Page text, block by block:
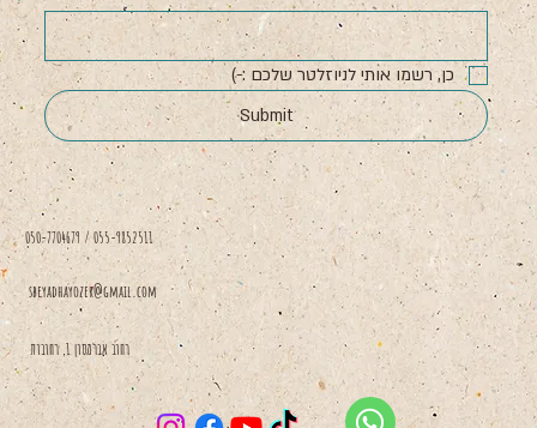
כן, רשמו אותי לניוזלטר שלכם :-)
Submit
050-7704679 / 055-9852511
sbeyadhayozer@gmail.com
רחוב אברמסון 1, רחובות